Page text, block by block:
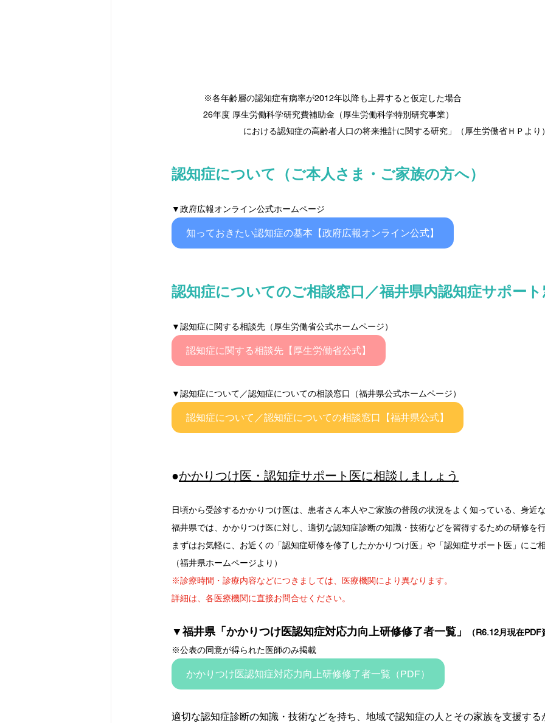
※各年齢層の認知症有病率が2012年以降も上昇すると仮定した場合　　　　　　　　　
26年度 厚生労働科学研究費補助金（厚生労働科学特別研究事業）　　　　　　　　　　
における認知症の高齢者人口の将来推計に関する研究」（厚生労働省ＨＰより
認知症について（ご本人さま・ご家族の方へ）
▼政府広報オンライン公式ホームページ
知っておきたい認知症の基本【政府広報オンライン公式】
認知症についてのご相談窓口／福井県内認知症サポート
▼認知症に関する相談先（厚生労働省公式ホームページ）
認知症に関する相談先【厚生労働省公式】
▼認知症について／認知症についての相談窓口（福井県公式ホームページ）
認知症について／認知症についての相談窓口【福井県公式】
●かかりつけ医・認知症サポート医に相談しましょう
日頃から受診するかかりつけ医は、患者さん本人やご家族の普段の状況をよく知っている、身近
福井県では、かかりつけ医に対し、適切な認知症診断の知識・技術などを習得するための研修を
まずはお気軽に、お近くの「認知症研修を修了したかかりつけ医」や「認知症サポート医」
（福井県ホームページより）
※診療時間・診療内容などにつきましては、医療機関により異なります。
詳細は、各医療機関に直接お問合せください。
▼福井県「かかりつけ医認知症対応力向上研修修了者一覧」
（R6.12月現在PDF
※公表の同意が得られた医師のみ掲載
かかりつけ医認知症対応力向上研修修了者一覧（PDF）
適切な認知症診断の知識・技術などを持ち、地域で認知症の人とその家族を支援する